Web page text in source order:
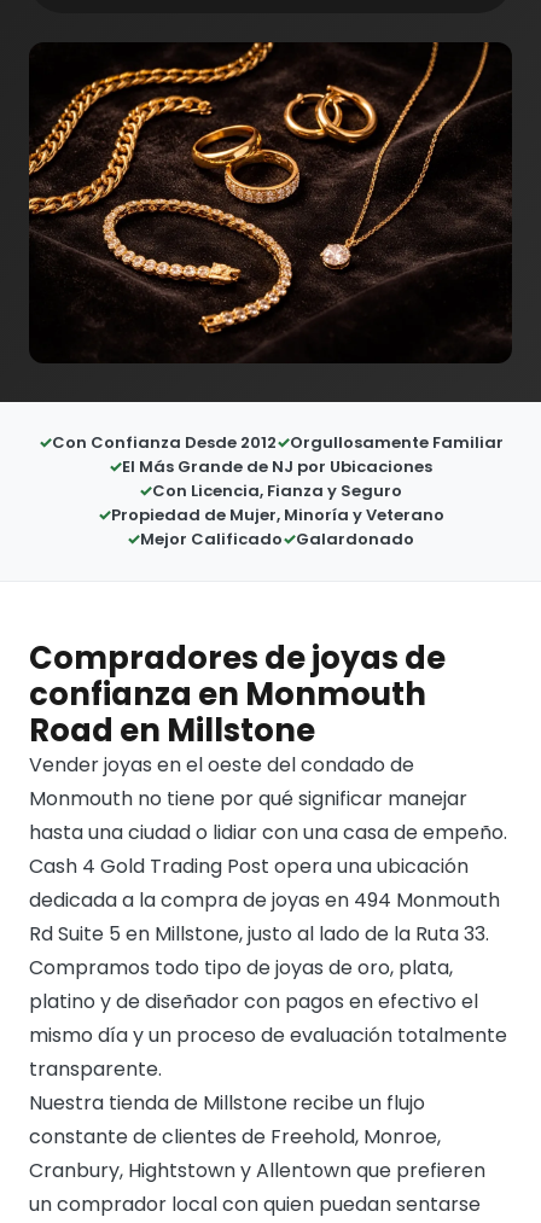
Con Confianza Desde 2012
Orgullosamente Familiar
El Más Grande de NJ por Ubicaciones
Con Licencia, Fianza y Seguro
Propiedad de Mujer, Minoría y Veterano
Mejor Calificado
Galardonado
Compradores de joyas de
confianza en Monmouth
Road en Millstone
Vender joyas en el oeste del condado de
Monmouth no tiene por qué significar manejar
hasta una ciudad o lidiar con una casa de empeño.
Cash 4 Gold Trading Post opera una ubicación
dedicada a la compra de joyas en 494 Monmouth
Rd Suite 5 en Millstone, justo al lado de la Ruta 33.
Compramos todo tipo de joyas de oro, plata,
platino y de diseñador con pagos en efectivo el
mismo día y un proceso de evaluación totalmente
transparente.
Nuestra tienda de Millstone recibe un flujo
constante de clientes de Freehold, Monroe,
Cranbury, Hightstown y Allentown que prefieren
un comprador local con quien puedan sentarse